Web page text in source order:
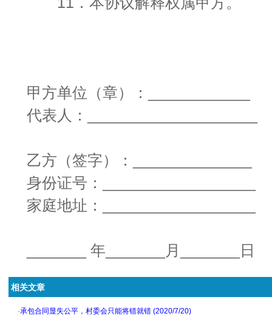
甲方单位（章）：____________
代表人：____________________
乙方（签字）：______________
身份证号：__________________
家庭地址：__________________
_______ 年_______月_______日
相关文章
·承包合同显失公平，村委会只能将错就错 (2020/7/20)